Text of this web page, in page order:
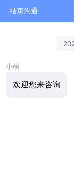
结束沟通
小萌
欢迎您来咨询